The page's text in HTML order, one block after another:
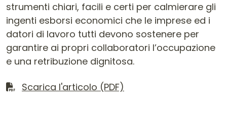
strumenti chiari, facili e certi per calmierare gli
ingenti esborsi economici che le imprese ed i
datori di lavoro tutti devono sostenere per
garantire ai propri collaboratori l’occupazione
e una retribuzione dignitosa.
Scarica il file
Scarica l'articolo (PDF)